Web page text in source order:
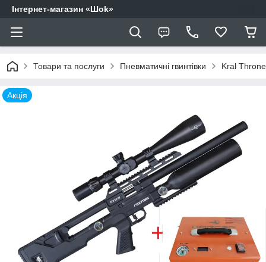
Інтернет-магазин «Шоk»
Товари та послуги Пневматичні гвинтівки Kral
Акція